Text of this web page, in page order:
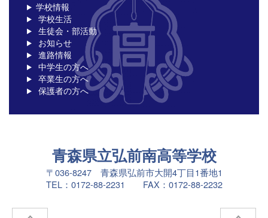
学校情報
学校生活
生徒会・部活動
お知らせ
進路情報
中学生の方へ
卒業生の方へ
保護者の方へ
青森県立弘前南高等学校
〒036-8247 青森県弘前市大開4丁目1番地1
TEL：0172-88-2231 FAX：0172-88-2232